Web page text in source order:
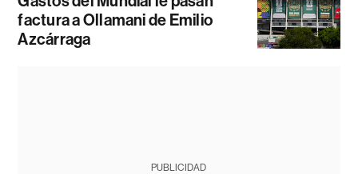
factura a Ollamani de Emilio
Azcárraga
PUBLICIDAD